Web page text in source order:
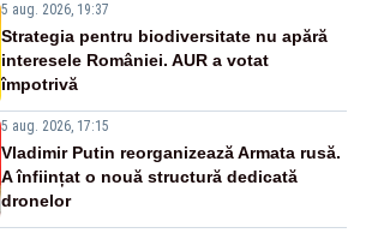
5 aug. 2026, 19:37
Strategia pentru biodiversitate nu apără
interesele României. AUR a votat
împotrivă
5 aug. 2026, 17:15
Vladimir Putin reorganizează Armata rusă.
A înființat o nouă structură dedicată
dronelor